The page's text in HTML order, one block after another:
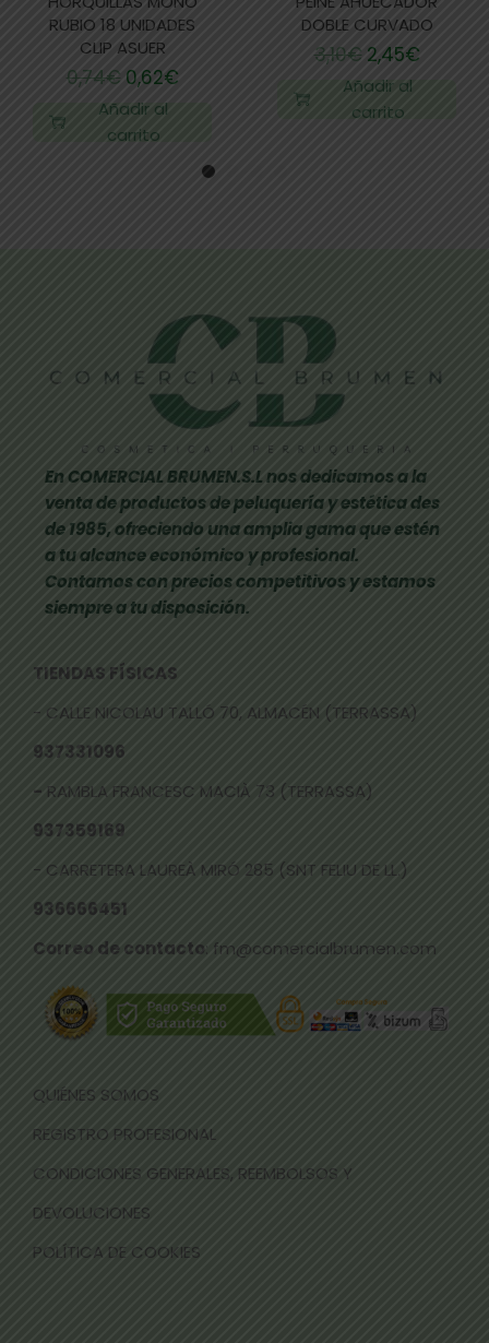
RUBIO 18 UNIDADES
CLIP ASUER
0,74€ 0,62€
Añadir al
carrito
DOBLE CURVADO
3,10€ 2,45€
Añadir al
carrito
En COMERCIAL BRUMEN.S.L nos dedicamos a la
venta de productos de peluquería y estética des
de 1985, ofreciendo una amplia gama que estén
a tu alcance económico y profesional.
Contamos con precios competitivos y estamos
siempre a tu disposición.
TIENDAS FÍSICAS
- CALLE NICOLAU TALLÓ 70, ALMACÉN (TERRASSA)
937331096
- RAMBLA FRANCESC MACIÀ 73 (TERRASSA)
937359169
- CARRETERA LAUREÀ MIRÓ 285 (SNT FELIU DE LL.)
936666451
Correo de contacto: fm@comercialbrumen.com
QUIÉNES SOMOS
REGISTRO PROFESIONAL
CONDICIONES GENERALES, REEMBOLSOS Y
DEVOLUCIONES
POLÍTICA DE COOKIES